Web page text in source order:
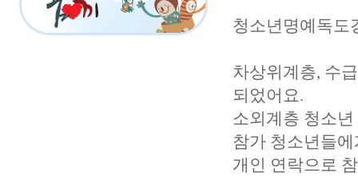
청소년명예독도
차상위계층, 수
되었어요.
소외계층 청소
참가 청소년들
개인 연락으로